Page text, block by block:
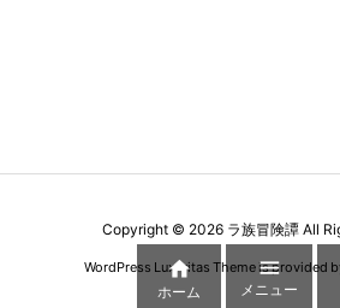
Copyright © 2026 ラ族冒険譚 All
WordPress Luxeritas Theme is provided

ホーム

メニュー